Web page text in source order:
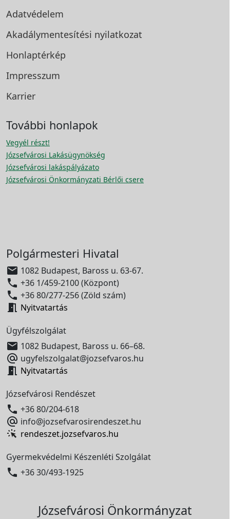
Adatvédelem
Akadálymentesítési nyilatkozat
Honlaptérkép
Impresszum
Karrier
További honlapok
Vegyél részt!
Józsefvárosi Lakásügynökség
Józsefvárosi lakáspályázato
Józsefvárosi Önkormányzati Bérlői csere
Polgármesteri Hivatal
 1082 Budapest, Baross u. 63-67.
 +36 1/459-2100 (Központ)
 +36 80/277-256 (Zöld szám)
 Nyitvatartás
Ügyfélszolgálat
 1082 Budapest, Baross u. 66–68.
 ugyfelszolgalat@jozsefvaros.hu
 Nyitvatartás
Józsefvárosi Rendészet
 +36 80/204-618
 info@jozsefvarosirendeszet.hu
rendeszet.jozsefvaros.hu
Gyermekvédelmi Készenléti Szolgálat
 +36 30/493-1925
Józsefvárosi Önkormányzat